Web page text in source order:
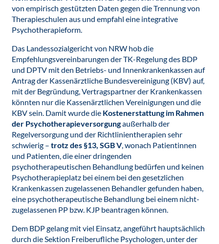
von empirisch gestützten Daten gegen die Trennung von
Therapieschulen aus und empfahl eine integrative
Psychotherapieform.
Das Landessozialgericht von NRW hob die
Empfehlungsvereinbarungen der TK-Regelung des BDP
und DPTV mit den Betriebs- und Innenkrankenkassen auf
Antrag der Kassenärztliche Bundesvereinigung (KBV) auf,
mit der Begründung, Vertragspartner der Krankenkassen
könnten nur die Kassenärztlichen Vereinigungen und die
KBV sein. Damit wurde die Kostenerstattung im Rahmen
der Psychotherapieversorgungaußerhalb der
Regelversorgung und der Richtlinientherapien sehr
schwierig – trotz des §13, SGB V, wonach Patientinnen
und Patienten, die einer dringenden
psychotherapeutischen Behandlung bedürfen und keinen
Psychotherapieplatz bei einem bei den gesetzlichen
Krankenkassen zugelassenen Behandler gefunden haben,
eine psychotherapeutische Behandlung bei einem nicht-
zugelassenen PP bzw. KJP beantragen können.
Dem BDP gelang mit viel Einsatz, angeführt hauptsächlich
durch die Sektion Freiberufliche Psychologen, unter der